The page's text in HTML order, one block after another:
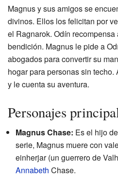
Magnus y sus amigos se
divinos. Ellos los felicitan por
el Ragnarok. Odín
bendición. Magnus le pide a
abogados para convertir su
hogar para personas sin
y le cuenta su aventura.
Personajes
Magnus Chase: Es el hijo de
serie, Magnus muere con
einherjar (un guerrero de
Annabeth Chase.